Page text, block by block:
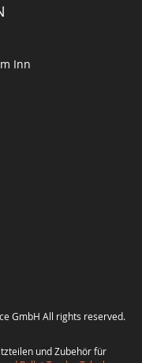
Inn
GmbH All rights reserved.
und Zubehör für